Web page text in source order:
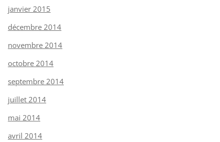
janvier 2015
décembre 2014
novembre 2014
octobre 2014
septembre 2014
juillet 2014
mai 2014
avril 2014